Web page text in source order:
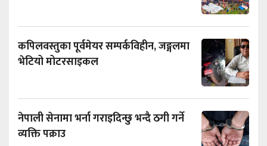
कपिलवस्तुका पूर्वमेयर सम्पर्कविहीन, जङ्गलमा
भेटियो मोटरसाइकल
नेपाली सेनामा भर्ना गराइदिन्छु भन्दै ठगी गर्ने
व्यक्ति पक्राउ